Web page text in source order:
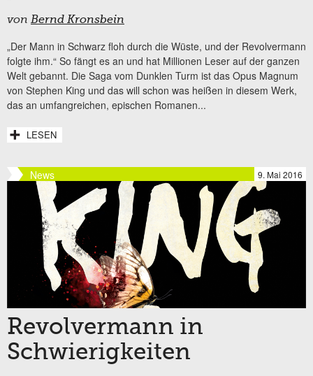
von Bernd Kronsbein
„Der Mann in Schwarz floh durch die Wüste, und der Revolvermann
folgte ihm.“ So fängt es an und hat Millionen Leser auf der ganzen
Welt gebannt. Die Saga vom Dunklen Turm ist das Opus Magnum
von Stephen King und das will schon was heißen in diesem Werk,
das an umfangreichen, epischen Romanen...
LESEN
News 9. Mai 2016
Revolvermann in
Schwierigkeiten